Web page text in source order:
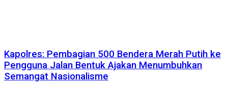
Kapolres: Pembagian 500 Bendera Merah Putih ke
Pengguna Jalan Bentuk Ajakan Menumbuhkan
Semangat Nasionalisme